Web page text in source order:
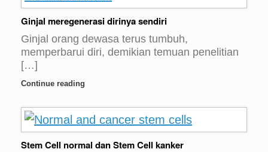
Ginjal meregenerasi dirinya sendiri
Ginjal orang dewasa terus tumbuh,
memperbarui diri, demikian temuan penelitian
[…]
Continue reading
Stem Cell normal dan Stem Cell kanker